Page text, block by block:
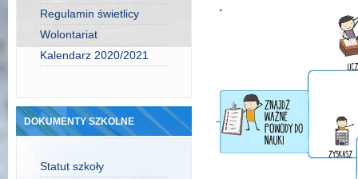
Regulamin świetlicy
Wolontariat
Kalendarz 2020/2021
DOKUMENTY SZKOLNE
Statut szkoły